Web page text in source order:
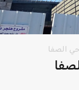
الصفا